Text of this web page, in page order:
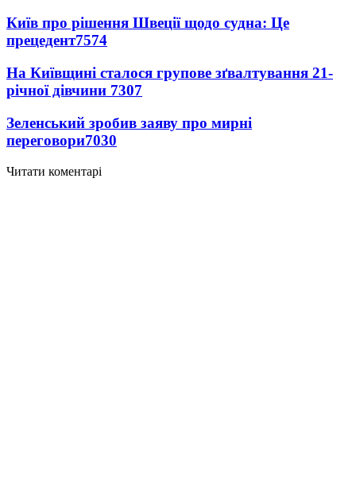
Київ про рішення Швеції щодо судна: Це
прецедент7574
На Київщині сталося групове зґвалтування 21-
річної дівчини 7307
Зеленський зробив заяву про мирні
переговори7030
Читати коментарі